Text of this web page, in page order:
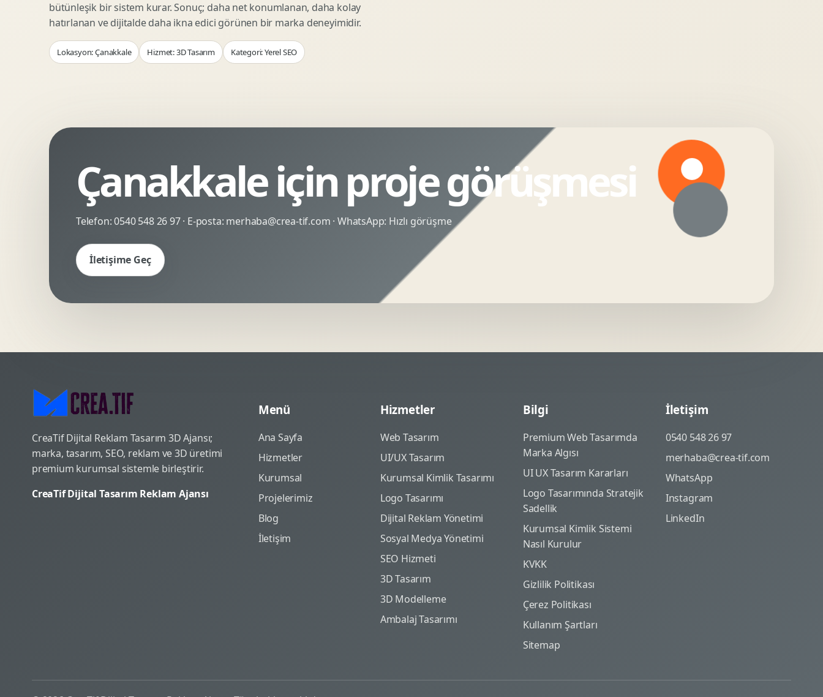
Mikro Animasyon Tasarimi
Urun Tanitim Animasyonu
Interaktif Kampanya
bütünleşik bir sistem kurar. Sonuç; daha net konumlanan, daha kolay
hatırlanan ve dijitalde daha ikna edici görünen bir marka deneyimidir.
Lokasyon: Çanakkale Hizmet: 3D Tasarım Kategori: Yerel SEO
Çanakkale için proje görüşmesi
Telefon:0540 548 26 97· E-posta: merhaba@crea-tif.com · WhatsApp: Hızlı görüşme
İletişime Geç
CreaTif Dijital Reklam Tasarım 3D Ajansı;
marka, tasarım, SEO, reklam ve 3D üretimi
premium kurumsal sistemle birleştirir.
CreaTif Dijital Tasarım Reklam Ajansı
Menü
Ana Sayfa
Hizmetler
Kurumsal
Projelerimiz
Blog
İletişim
Hizmetler
Web Tasarım
UI/UX Tasarım
Kurumsal Kimlik Tasarımı
Logo Tasarımı
Dijital Reklam Yönetimi
Sosyal Medya Yönetimi
SEO Hizmeti
3D Tasarım
3D Modelleme
Ambalaj Tasarımı
Bilgi
Premium Web Tasarımda
Marka Algısı
UI UX Tasarım Kararları
Logo Tasarımında Stratejik
Sadellik
Kurumsal Kimlik Sistemi
Nasıl Kurulur
KVKK
Gizlilik Politikası
Çerez Politikası
Kullanım Şartları
Sitemap
İletişim
0540 548 26 97
merhaba@crea-tif.com
WhatsApp
Instagram
LinkedIn